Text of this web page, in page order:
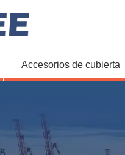
Accesorios de cubierta